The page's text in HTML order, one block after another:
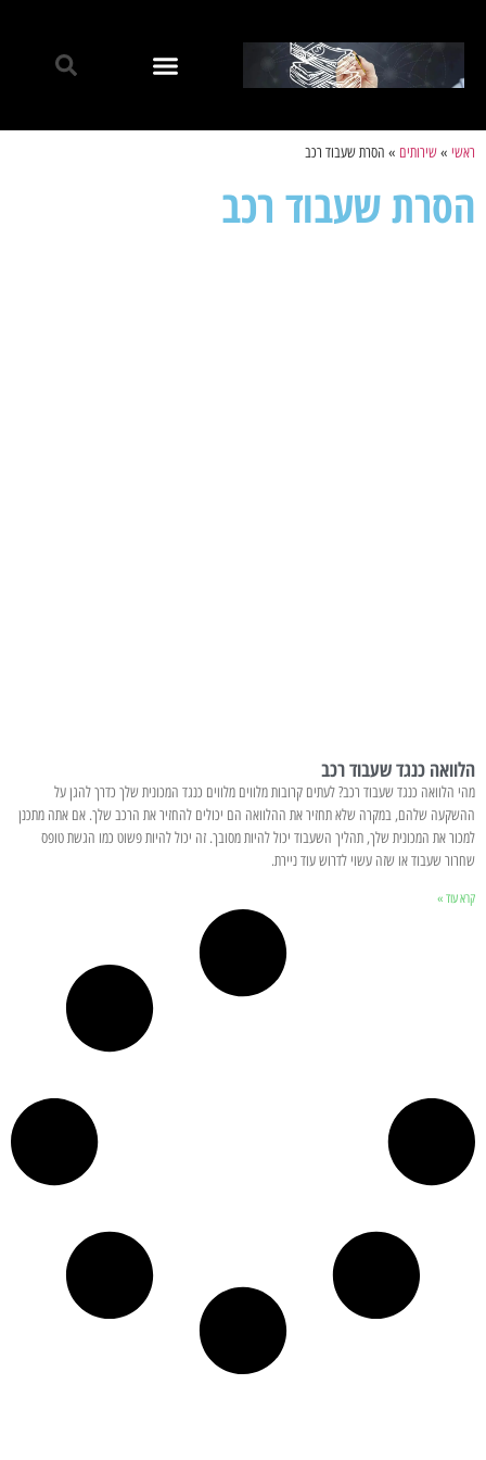
ראשי »שירותים » הסרת שעבוד רכב
הסרת שעבוד רכב
הלוואה כנגד שעבוד רכב
מהי הלוואה כנגד שעבוד רכב? לעתים קרובות מלווים מלווים כנגד המכונית שלך כדרך להגן על
ההשקעה שלהם, במקרה שלא תחזיר את ההלוואה הם יכולים להחזיר את הרכב שלך. אם אתה מתכנן
למכור את המכונית שלך, תהליך השעבוד יכול להיות מסובך. זה יכול להיות פשוט כמו הגשת טופס
שחרור שעבוד או שזה עשוי לדרוש עוד ניירת.
קרא עוד »